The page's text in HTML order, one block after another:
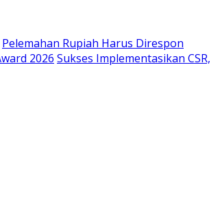
Pelemahan Rupiah Harus Direspon
2026 Sukses Implementasikan CSR,